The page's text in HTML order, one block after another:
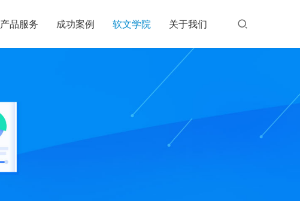
产品服务 成功案例 软文学院 关于我们